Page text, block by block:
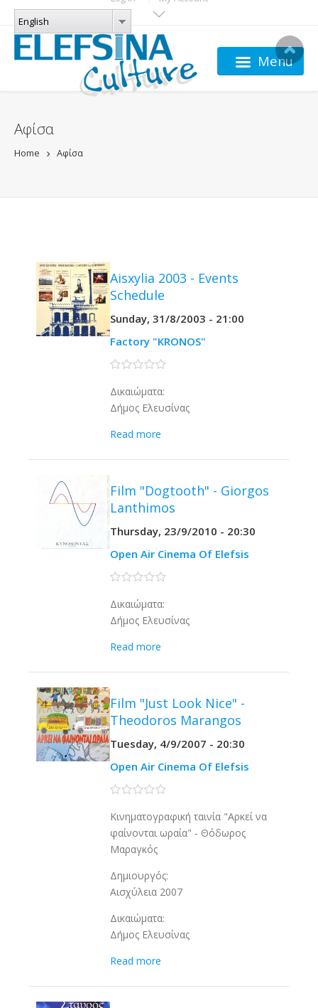
Skip to main content
LANGUAGES
English
English
Menu
Αφίσα
Home Αφίσα
Aisxylia 2003 - Events
Schedule
Sunday, 31/8/2003 - 21:00
Factory "KRONOS"
0 stars
Δικαιώματα:
Δήμος Ελευσίνας
Read more
Film "Dogtooth" - Giorgos
Lanthimos
Thursday, 23/9/2010 - 20:30
Open Air Cinema Of Elefsis
0 stars
Δικαιώματα:
Δήμος Ελευσίνας
Read more
Film "Just Look Nice" -
Theodoros Marangos
Tuesday, 4/9/2007 - 20:30
Open Air Cinema Of Elefsis
0 stars
Κινηματογραφική ταινία "Αρκεί να
φαίνονται ωραία" - Θόδωρος
Μαραγκός
Δημιουργός:
Αισχύλεια 2007
Δικαιώματα:
Δήμος Ελευσίνας
Read more